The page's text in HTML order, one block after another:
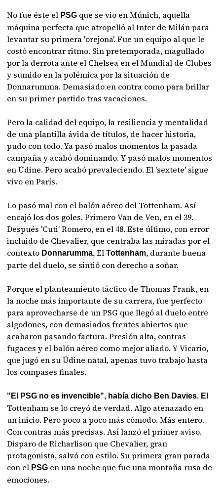
No fue éste el PSG que se vio en Múnich, aquella
máquina perfecta que atropelló al Inter de Milán para
levantar su primera 'orejona'. Fue un equipo al que le
costó encontrar ritmo. Sin pretemporada, magullado
por la derrota ante el Chelsea en el Mundial de Clubes
y sumido en la polémica por la situación de
Donnarumma. Demasiado en contra como para brillar
en su primer partido tras vacaciones.
Pero la calidad del equipo, la resiliencia y mentalidad
de una plantilla ávida de títulos, de hacer historia,
pudo con todo. Ya pasó malos momentos la pasada
campaña y acabó dominando. Y pasó malos momentos
en Údine. Pero acabó prevaleciendo. El 'sextete' sigue
vivo en París.
Lo pasó mal con el balón aéreo del Tottenham. Así
encajó los dos goles. Primero Van de Ven, en el 39.
Después 'Cuti' Romero, en el 48. Este último, con error
incluido de Chevalier, que centraba las miradas por el
contexto Donnarumma.ElTottenham, durante buena
parte del duelo, se sintió con derecho a soñar.
Porque el planteamiento táctico de Thomas Frank, en
la noche más importante de su carrera, fue perfecto
para aprovecharse de un PSG que llegó al duelo entre
algodones, con demasiados frentes abiertos que
acabaron pasando factura. Presión alta, contras
fugaces y el balón aéreo como mejor aliado. Y Vicario,
que jugó en su Údine natal, apenas tuvo trabajo hasta
los compases finales.
"El PSG no es invencible", había dicho Ben Davies. El
Tottenham se lo creyó de verdad. Algo atenazado en
un inicio. Pero poco a poco más cómodo. Más entero.
Con contras más precisas. Así lanzó el primer aviso.
Disparo de Richarlison que Chevalier, gran
protagonista, salvó con estilo. Su primera gran parada
con el PSG en una noche que fue una montaña rusa de
emociones.